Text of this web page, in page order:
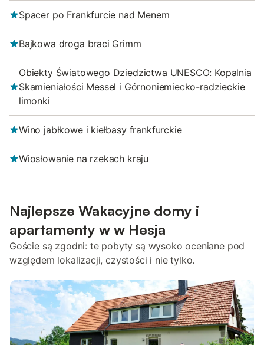
Spacer po Frankfurcie nad Menem
Bajkowa droga braci Grimm
Obiekty Światowego Dziedzictwa UNESCO: Kopalnia
Skamieniałości Messel i Górnoniemiecko-radzieckie
limonki
Wino jabłkowe i kiełbasy frankfurckie
Wiosłowanie na rzekach kraju
Najlepsze Wakacyjne domy i
apartamenty w w Hesja
Goście są zgodni: te pobyty są wysoko oceniane pod
względem lokalizacji, czystości i nie tylko.